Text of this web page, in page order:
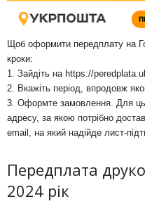
Щоб оформити передплату на
кроки:
1. Зайдіть на https://
2. Вкажіть період, впродовж
3. Оформте замовлення. Для
адресу, за якою потрібно
email, на який надійде лист-
Передплата
2024 рік